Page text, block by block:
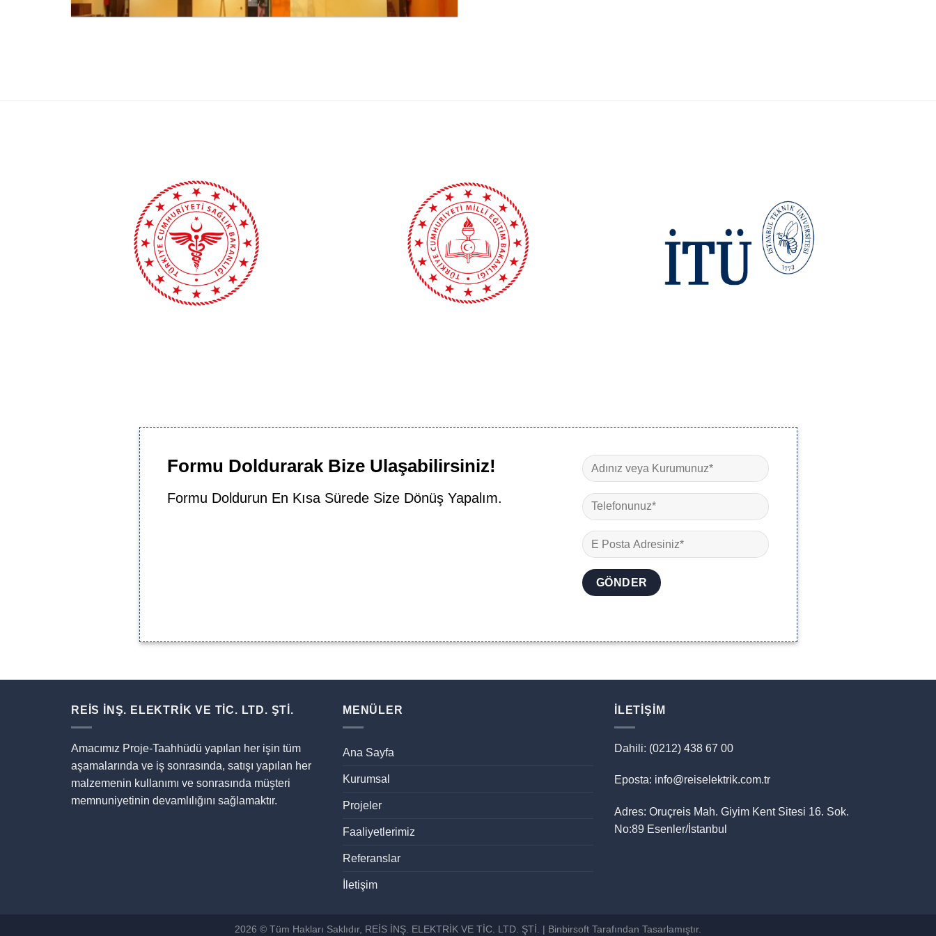
Formu Doldurarak Bize Ulaşabilirsiniz!
Formu Doldurun En Kısa Sürede Size Dönüş Yapalım.
REİS İNŞ. ELEKTRİK VE TİC. LTD. ŞTİ.
Amacımız Proje-Taahhüdü yapılan her işin tüm
aşamalarında ve iş sonrasında, satışı yapılan her
malzemenin kullanımı ve sonrasında müşteri
memnuniyetinin devamlılığını sağlamaktır.
MENÜLER
Ana Sayfa
Kurumsal
Projeler
Faaliyetlerimiz
Referanslar
İletişim
İLETIŞIM
Dahili: (0212) 438 67 00
Eposta: info@reiselektrik.com.tr
Adres: Oruçreis Mah. Giyim Kent Sitesi 16. Sok.
No:89 Esenler/İstanbul
2026 © Tüm Hakları Saklıdır, REİS İNŞ. ELEKTRİK VE TİC. LTD. ŞTİ. | Binbirsoft Tarafından Tasarlamıştır.